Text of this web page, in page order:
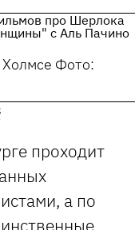
Фото:
проходит
а по